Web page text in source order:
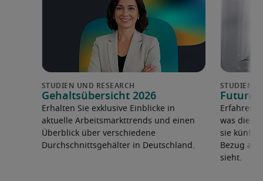
Gehaltsübersicht 2026
Erhalten Sie exklusive Einblicke in
aktuelle Arbeitsmarkttrends und einen
Überblick über verschiedene
Durchschnittsgehälter in Deutschland.
Future
Erfahren
was die
sie
Bezug
sieht.